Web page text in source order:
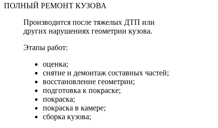
ПОЛНЫЙ РЕМОНТ КУЗОВА
Производится после тяжелых ДТП или
других нарушениях геометрии кузова.
Этапы работ:
оценка;
снятие и демонтаж составных частей;
восстановление геометрии;
подготовка к покраске;
покраска;
покраска в камере;
сборка кузова;